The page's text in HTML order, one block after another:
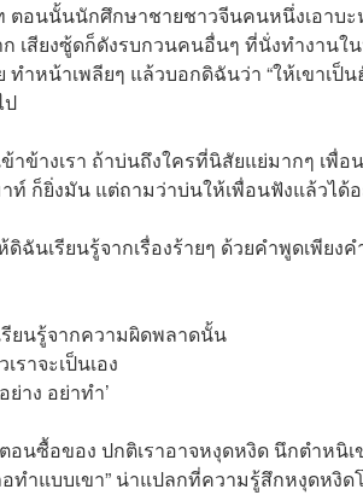
อนนั้นนักศึกษาชายชาวจีนคนหนึ่งเอาบ
เสียงซู้ดก็ดังรบกวนคนอื่นๆ ที่นั่งทำงานใ
ำหน้าเพลียๆ แล้วบอกดิฉันว่า “ให้เขาเป็
ป
ข้างเรา ถ้าบ่นถึงใครที่นิสัยแย่มากๆ เพื่อ
ก็ยิ่งมัน แต่ถามว่าบ่นให้เพื่อนฟังแล้วได้อ
เรียนรู้จากเรื่องร้ายๆ ด้วยคำพูดเพียงค
ยนรู้จากความผิดพลาดนั้น
ราจะเป็นเอง
าง อย่าทำ’
นซื้อของ ปกติเราอาจหงุดหงิด นึกตำหนิเ
ทำแบบเขา” น่าแปลกที่ความรู้สึกหงุดหงิด